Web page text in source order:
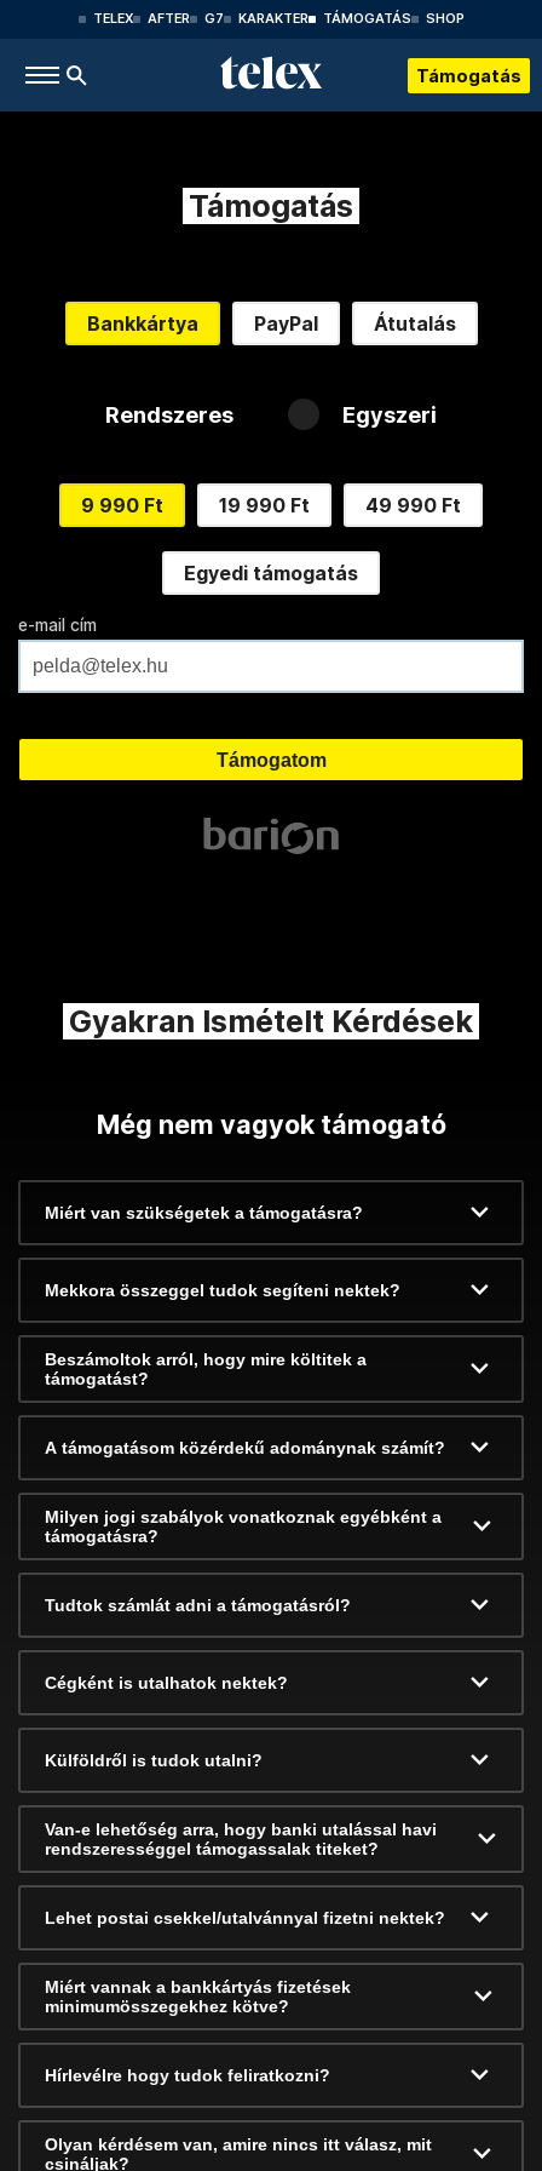
TELEX AFTER G7 KARAKTER TÁMOGATÁS SHOP
Támogatás
Támogatás
Bankkártya PayPal Átutalás
Rendszeres Egyszeri
9 990 Ft 19 990 Ft 49 990 Ft
Egyedi támogatás
e-mail cím
Gyakran Ismételt Kérdések
Még nem vagyok támogató
Miért van szükségetek a támogatásra?
Mekkora összeggel tudok segíteni nektek?
Beszámoltok arról, hogy mire költitek a
támogatást?
A támogatásom közérdekű adománynak számít?
Milyen jogi szabályok vonatkoznak egyébként a
támogatásra?
Tudtok számlát adni a támogatásról?
Cégként is utalhatok nektek?
Külföldről is tudok utalni?
Van-e lehetőség arra, hogy banki utalással havi
rendszerességgel támogassalak titeket?
Lehet postai csekkel/utalvánnyal fizetni nektek?
Miért vannak a bankkártyás fizetések
minimumösszegekhez kötve?
Hírlevélre hogy tudok feliratkozni?
Olyan kérdésem van, amire nincs itt válasz, mit
csináljak?